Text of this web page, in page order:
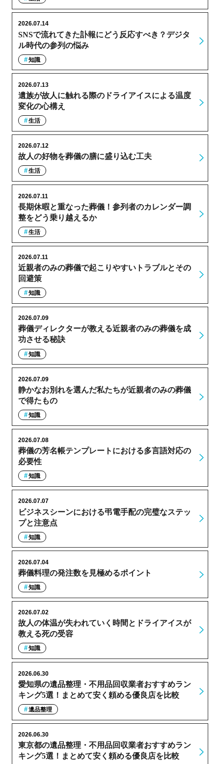
SNSで流れてきた訃報にどう反応すべき？デジタ
ル時代の参列の悩み
2026.07.14
知識
遺族が故人に触れる際のドライアイスによる温度
変化の心構え
2026.07.13
生活
故人の好物を葬儀の膳に盛り込む工夫
2026.07.12
生活
長期休暇と重なった葬儀！参列者のカレンダー調
整をどう乗り越えるか
2026.07.11
生活
近親者のみの葬儀で起こりやすいトラブルとその
回避策
2026.07.11
知識
葬儀ディレクターが教える近親者のみの葬儀を成
功させる秘訣
2026.07.09
知識
静かなお別れを選んだ私たちが近親者のみの葬儀
で得たもの
2026.07.09
知識
葬儀の芳名帳テンプレートにおける多言語対応の
必要性
2026.07.08
知識
ビジネスシーンにおける弔電手配の完璧なステッ
プと注意点
2026.07.07
知識
葬儀料理の発注数を見極めるポイント
2026.07.04
知識
故人の体温が失われていく時間とドライアイスが
教える死の受容
2026.07.02
知識
愛知県の遺品整理・不用品回収業者おすすめラン
キング5選！まとめて安く頼める優良店を比較
2026.06.30
遺品整理
東京都の遺品整理・不用品回収業者おすすめラン
キング5選！まとめて安く頼める優良店を比較
2026.06.30